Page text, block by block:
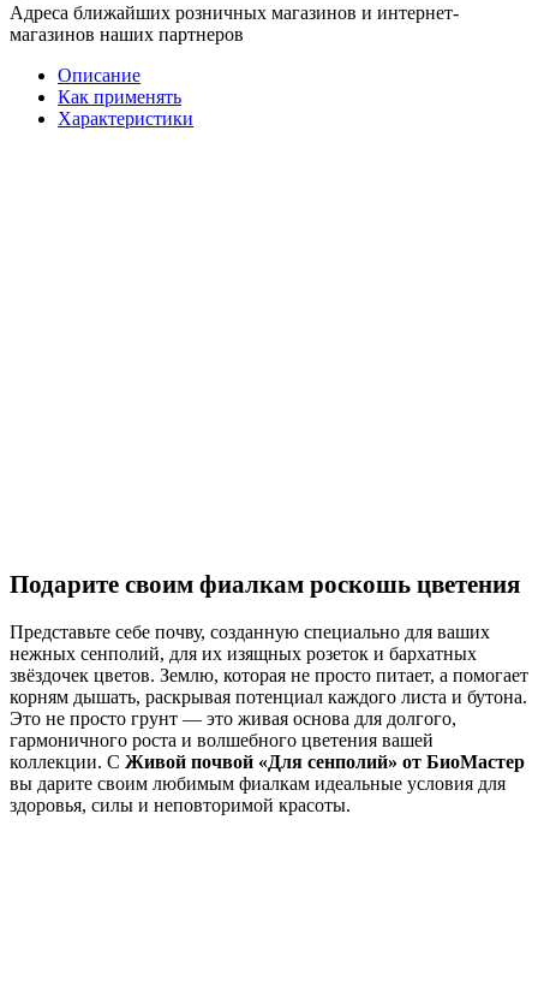
Адреса ближайших розничных магазинов и интернет-
магазинов наших партнеров
Описание
Как применять
Характеристики
Подарите своим фиалкам роскошь цветения
Представьте себе почву, созданную специально для ваших
нежных сенполий, для их изящных розеток и бархатных
звёздочек цветов. Землю, которая не просто питает, а помогает
корням дышать, раскрывая потенциал каждого листа и бутона.
Это не просто грунт — это живая основа для долгого,
гармоничного роста и волшебного цветения вашей
коллекции. С Живой почвой «Для сенполий» от БиоМастер
вы дарите своим любимым фиалкам идеальные условия для
здоровья, силы и неповторимой красоты.